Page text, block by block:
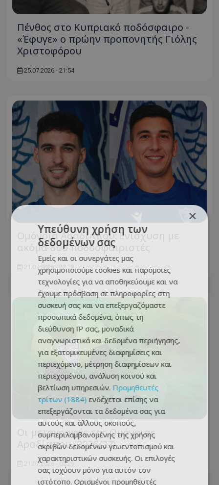
Πένθος στο Κυπριακό ποδόσφαιρο -
«Έφυγε» ο πρώην προπονητής Γιόλης
Χριστοφόρου
25.07.2026 - 21:54
Ομόνοια Αραδίππου: Ενίσχυση με
ακόμα δύο ποδοσφαιριστές
21.07.2026 - 22:32
Oι μεταγραφές της Ομόνοιας
Αραδίππου (2026/27)
21.07.2026 - 02:29
×
Υπεύθυνη χρήση των
δεδομένων σας
Εμείς και οι συνεργάτες μας
χρησιμοποιούμε cookies και παρόμοιες
τεχνολογίες για να αποθηκεύουμε και να
έχουμε πρόσβαση σε πληροφορίες στη
συσκευή σας και να επεξεργαζόμαστε
προσωπικά δεδομένα, όπως τη
διεύθυνση IP σας, μοναδικά
αναγνωριστικά και δεδομένα περιήγησης,
για εξατομικευμένες διαφημίσεις και
περιεχόμενο, μέτρηση διαφημίσεων και
περιεχομένου, ανάλυση κοινού και
βελτίωση υπηρεσιών. Προμηθευτές
τρίτων (1884) ενδέχεται επίσης να
επεξεργάζονται τα δεδομένα σας για
αυτούς και άλλους σκοπούς,
συμπεριλαμβανομένης της χρήσης
ακριβών δεδομένων γεωεντοπισμού και
χαρακτηριστικών συσκευής. Οι επιλογές
σας ισχύουν μόνο για αυτόν τον
ιστότοπο. Ορισμένοι προμηθευτές